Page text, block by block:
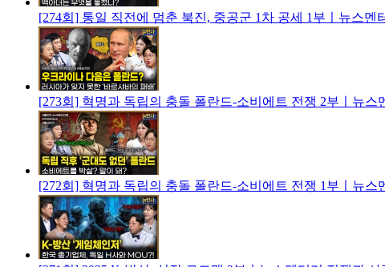
[274회] 통일 직전에 멈춘 북진, 중공군 1차 공세 1부ㅣ뉴스멘
[273회] 혁명과 독립의 충돌 폴란드-소비에트 전쟁 2부ㅣ뉴스
[272회] 혁명과 독립의 충돌 폴란드-소비에트 전쟁 1부ㅣ뉴스